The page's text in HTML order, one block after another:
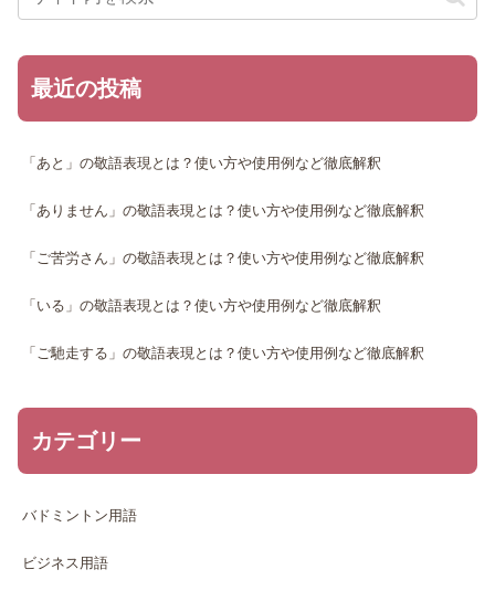
最近の投稿
「あと」の敬語表現とは？使い方や使用例など徹底解釈
「ありません」の敬語表現とは？使い方や使用例など徹底解釈
「ご苦労さん」の敬語表現とは？使い方や使用例など徹底解釈
「いる」の敬語表現とは？使い方や使用例など徹底解釈
「ご馳走する」の敬語表現とは？使い方や使用例など徹底解釈
カテゴリー
バドミントン用語
ビジネス用語